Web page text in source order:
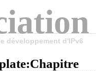
développement d'IPv6